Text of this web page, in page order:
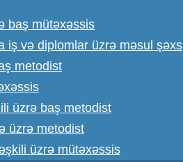
baş mütəxəssis
iş və diplomlar üzrə məsul şəxs
metodist
üzrə baş metodist
üzrə metodist
üzrə mütəxəssis